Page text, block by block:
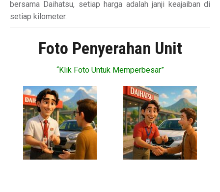
bersama Daihatsu, setiap harga adalah janji keajaiban di
setiap kilometer.
Foto Penyerahan Unit
“Klik Foto Untuk Memperbesar”